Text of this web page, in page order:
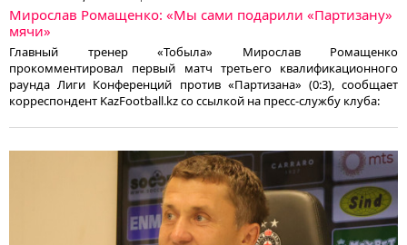
Мирослав Ромащенко: «Мы сами подарили «Партизану»
мячи»
Главный тренер «Тобыла» Мирослав Ромащенко
прокомментировал первый матч третьего квалификационного
раунда Лиги Конференций против «Партизана» (0:3), сообщает
корреспондент KazFootball.kz со ссылкой на пресс-службу клуба: